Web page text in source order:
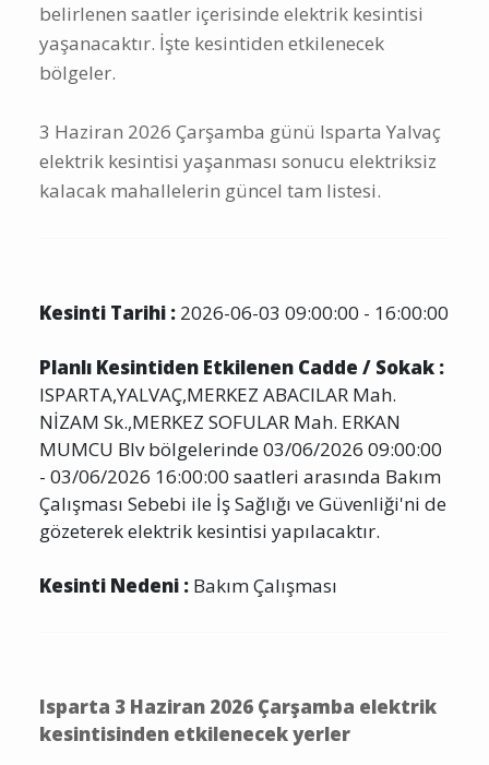
belirlenen saatler içerisinde elektrik kesintisi
yaşanacaktır. İşte kesintiden etkilenecek
bölgeler.
3 Haziran 2026 Çarşamba günü Isparta Yalvaç
elektrik kesintisi yaşanması sonucu elektriksiz
kalacak mahallelerin güncel tam listesi.
Kesinti Tarihi : 2026-06-03 09:00:00 - 16:00:00
Planlı Kesintiden Etkilenen Cadde / Sokak :
ISPARTA,YALVAÇ,MERKEZ ABACILAR Mah.
NİZAM Sk.,MERKEZ SOFULAR Mah. ERKAN
MUMCU Blv bölgelerinde 03/06/2026 09:00:00
- 03/06/2026 16:00:00 saatleri arasında Bakım
Çalışması Sebebi ile İş Sağlığı ve Güvenliği'ni de
gözeterek elektrik kesintisi yapılacaktır.
Kesinti Nedeni : Bakım Çalışması
Isparta 3 Haziran 2026 Çarşamba elektrik
kesintisinden etkilenecek yerler